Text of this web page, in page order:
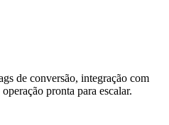
de conversão, integração com
pronta para escalar.